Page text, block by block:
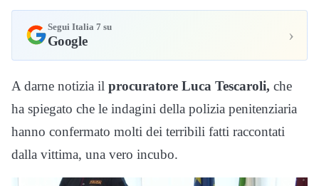
Segui Italia 7 su
Google ›
A darne notizia il procuratore Luca Tescaroli, che
ha spiegato che le indagini della polizia penitenziaria
hanno confermato molti dei terribili fatti raccontati
dalla vittima, una vero incubo.